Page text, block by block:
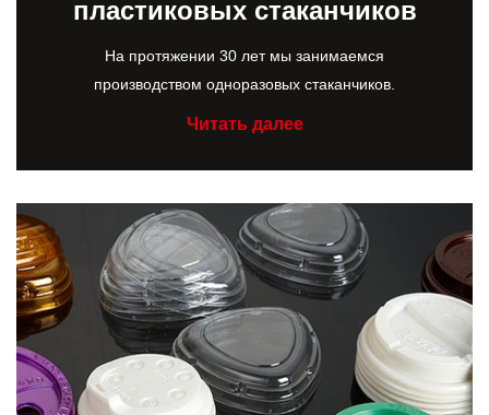
пластиковых стаканчиков
На протяжении 30 лет мы занимаемся
производством одноразовых стаканчиков.
Читать далее